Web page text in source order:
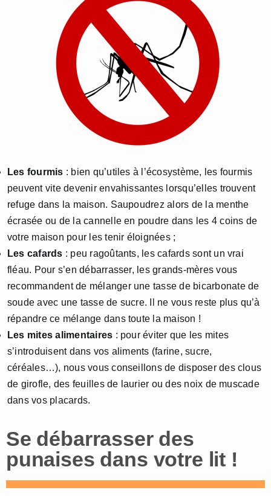
Les fourmis : bien qu’utiles à l’écosystème, les fourmis
peuvent vite devenir envahissantes lorsqu’elles trouvent
refuge dans la maison. Saupoudrez alors de la menthe
écrasée ou de la cannelle en poudre dans les 4 coins de
votre maison pour les tenir éloignées ;
Les cafards : peu ragoûtants, les cafards sont un vrai
fléau. Pour s’en débarrasser, les grands-mères vous
recommandent de mélanger une tasse de bicarbonate de
soude avec une tasse de sucre. Il ne vous reste plus qu’à
répandre ce mélange dans toute la maison !
Les mites alimentaires : pour éviter que les mites
s’introduisent dans vos aliments (farine, sucre,
céréales…), nous vous conseillons de disposer des clous
de girofle, des feuilles de laurier ou des noix de muscade
dans vos placards.
Se débarrasser des
punaises dans votre lit !